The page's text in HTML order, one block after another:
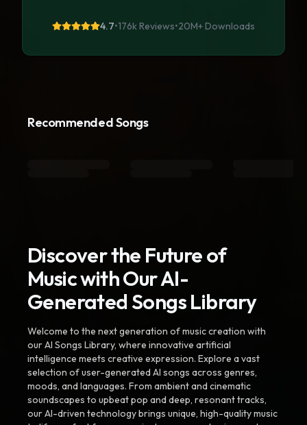
4.7•176k Reviews•20M+ Downloads
Recommended Songs
Discover the Future of
Music with Our AI-
Generated Songs Library
Welcome to the next generation of music creation with
our AI Songs Library, where innovative artificial
intelligence meets creative expression. Explore a vast
selection of user-generated AI songs across genres,
moods, and languages. From ambient and cinematic
soundscapes to upbeat pop and deep, resonant tracks,
our AI-driven technology brings unique, high-quality music